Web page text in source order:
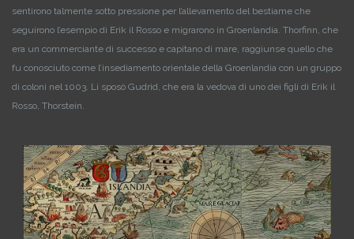
sentirono talmente sotto pressione per l’allevamento del bestiame che
seguirono l’esempio di Erik il Rosso e migrarono in Groenlandia. Thorfinn, che
era un commerciante di successo e capitano di mare, raggiunse quello che
fu conosciuto come l’insediamento orientale della Groenlandia con un gruppo
di coloni nel 1003. Lì sposò Gudrid, che era la vedova di uno dei figli di Erik il
Rosso, Thorstein.